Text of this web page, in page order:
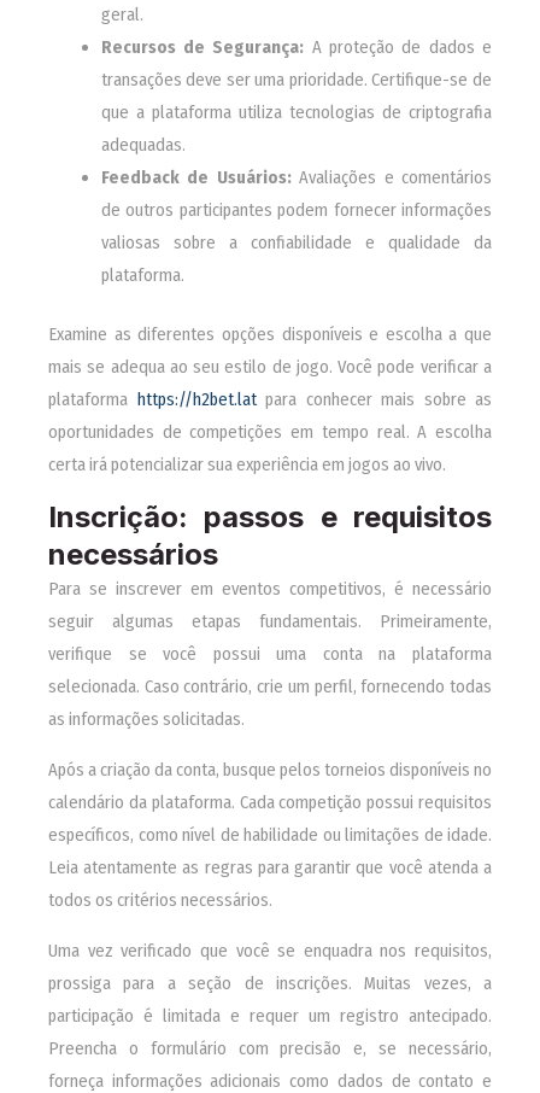
geral.
Recursos de Segurança: A proteção de dados e
transações deve ser uma prioridade. Certifique-se de
que a plataforma utiliza tecnologias de criptografia
adequadas.
Feedback de Usuários:Avaliações e comentários
de outros participantes podem fornecer informações
valiosas sobre a confiabilidade e qualidade da
plataforma.
Examine as diferentes opções disponíveis e escolha a que
mais se adequa ao seu estilo de jogo. Você pode verificar a
plataforma https://h2bet.latpara conhecer mais sobre as
oportunidades de competições em tempo real. A escolha
certa irá potencializar sua experiência em jogos ao vivo.
Inscrição: passos e requisitos
necessários
Para se inscrever em eventos competitivos, é necessário
seguir algumas etapas fundamentais. Primeiramente,
verifique se você possui uma conta na plataforma
selecionada. Caso contrário, crie um perfil, fornecendo todas
as informações solicitadas.
Após a criação da conta, busque pelos torneios disponíveis no
calendário da plataforma. Cada competição possui requisitos
específicos, como nível de habilidade ou limitações de idade.
Leia atentamente as regras para garantir que você atenda a
todos os critérios necessários.
Uma vez verificado que você se enquadra nos requisitos,
prossiga para a seção de inscrições. Muitas vezes, a
participação é limitada e requer um registro antecipado.
Preencha o formulário com precisão e, se necessário,
forneça informações adicionais como dados de contato e